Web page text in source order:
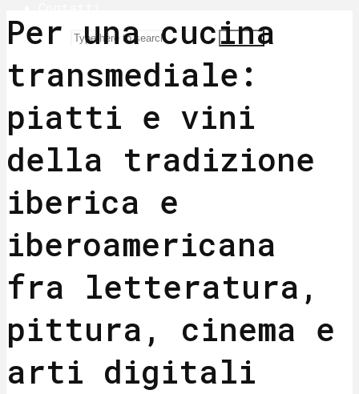
Search
Per una cucina
transmediale:
piatti e vini
della tradizione
iberica e
iberoamericana
fra letteratura,
pittura, cinema e
arti digitali